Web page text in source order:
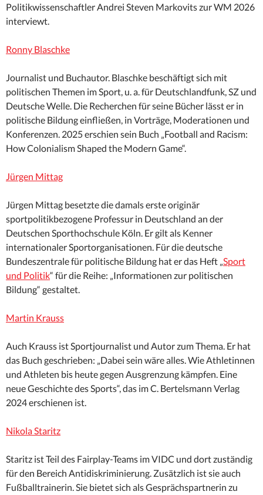
Politikwissenschaftler Andrei Steven Markovits zur WM 2026
interviewt.
Ronny Blaschke
Journalist und Buchautor. Blaschke beschäftigt sich mit
politischen Themen im Sport, u. a. für Deutschlandfunk, SZ und
Deutsche Welle. Die Recherchen für seine Bücher lässt er in
politische Bildung einfließen, in Vorträge, Moderationen und
Konferenzen. 2025 erschien sein Buch „Football and Racism:
How Colonialism Shaped the Modern Game“.
Jürgen Mittag
Jürgen Mittag besetzte die damals erste originär
sportpolitikbezogene Professur in Deutschland an der
Deutschen Sporthochschule Köln. Er gilt als Kenner
internationaler Sportorganisationen. Für die deutsche
Bundeszentrale für politische Bildung hat er das Heft „Sport
und Politik“ für die Reihe: „Informationen zur politischen
Bildung“ gestaltet.
Martin Krauss
Auch Krauss ist Sportjournalist und Autor zum Thema. Er hat
das Buch geschrieben: „Dabei sein wäre alles. Wie Athletinnen
und Athleten bis heute gegen Ausgrenzung kämpfen. Eine
neue Geschichte des Sports“, das im C. Bertelsmann Verlag
2024 erschienen ist.
Nikola Staritz
Staritz ist Teil des Fairplay-Teams im VIDC und dort zuständig
für den Bereich Antidiskriminierung. Zusätzlich ist sie auch
Fußballtrainerin. Sie bietet sich als Gesprächspartnerin zu